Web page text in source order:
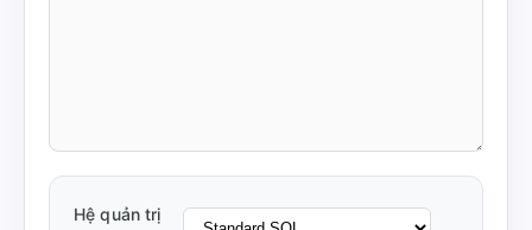
Hệ quản trị